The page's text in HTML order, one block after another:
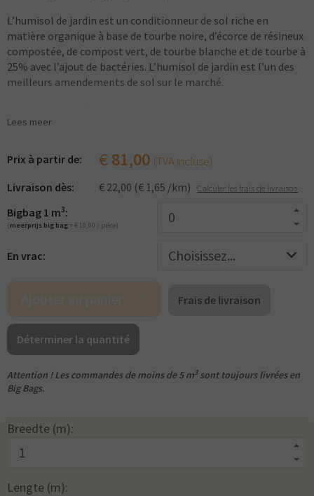
L’humisol de jardin est un conditionneur de sol riche en
matière organique à base de tourbe noire, d’écorce de résineux
compostée, de compost vert, de tourbe blanche et de tourbe à
25% avec l’ajout de bactéries. L’humisol de jardin est l’un des
meilleurs amendements de sol sur le marché.
matières premières approuvées en agriculture biologique et
règlement CE-834/2007 – et approuvé par BLIK, organisme
d’inspection et de certification.
En tant qu’amendement du sol, l’humisol de jardin convient
parfaitement pour être mélangé à la couche supérieure de la
terre végétale, pour la construction de pelouses ou les
Lees meer
Prix ​​à partir de: € 81,00 (TVA incluse)
Livraison dès: € 22,00 (€ 1,65 /km)Calculer les frais de livraison
Bigbag 1 m3:
(meerprijs big bag = € 18,00 / pièce)
En vrac:
Frais de livraison
Déterminer la quantité
Attention ! Les commandes de moins de 5 m3sont toujours livrées en
Big Bags.
Breedte (m):
Lengte (m):